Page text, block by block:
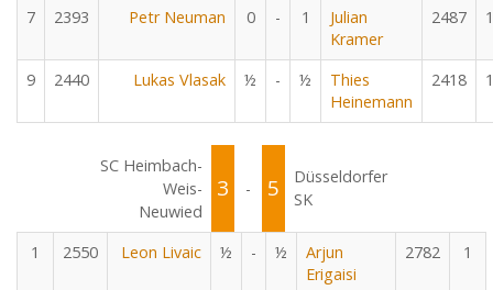
7 2393 Petr Neuman 0 - 1
Julian
Kramer
2487
9 2440 Lukas Vlasak ½ - ½
Thies
Heinemann
2418
SC Heimbach-
Weis-
Neuwied
3 - 5
Düsseldorfer
SK
1 2550 Leon Livaic ½ - ½
Arjun
Erigaisi
2782 1